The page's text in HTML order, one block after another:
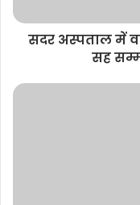
सदर अस्पताल में
सह